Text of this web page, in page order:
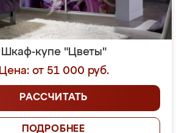
Шкаф-купе "Цветы"
Цена: от 51 000 руб.
РАССЧИТАТЬ
ПОДРОБНЕЕ